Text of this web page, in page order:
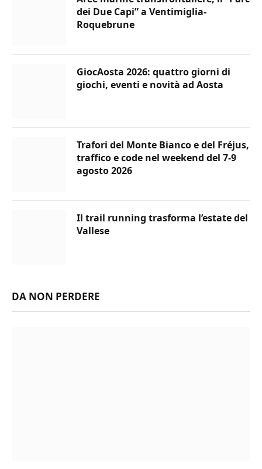
dei Due Capi” a Ventimiglia-
Roquebrune
GiocAosta 2026: quattro giorni di
giochi, eventi e novità ad Aosta
Trafori del Monte Bianco e del Fréjus,
traffico e code nel weekend del 7-9
agosto 2026
Il trail running trasforma l’estate del
Vallese
DA NON PERDERE